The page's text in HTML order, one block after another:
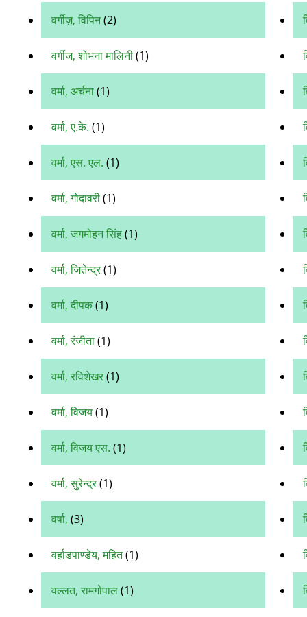
वर्गीज़, विपिन(2)
वर्गीज, शोभना मालिनी(1)
वर्मा, अर्चना(1)
वर्मा, ए.के. (1)
वर्मा, एस. एल. (1)
वर्मा, गोदावरी(1)
वर्मा, जगमोहन सिंह(1)
वर्मा, जितेन्द्र(1)
वर्मा, दीपक(1)
वर्मा, रंजीता(1)
वर्मा, रविशेखर(1)
वर्मा, विजय(1)
वर्मा, विजय एस. (1)
वर्मा, सुरेन्द्र(1)
वर्षा, (3)
वर्हाडपाण्‍डेय, महित(1)
वल्‍लत, रामगोपाल(1)